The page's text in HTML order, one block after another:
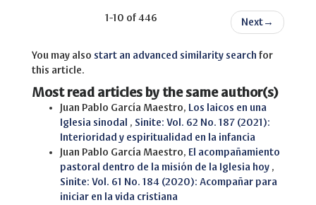
1-10 of 446 Next →
You may also start an advanced similarity search for
this article.
Most read articles by the same author(s)
Juan Pablo García Maestro, Los laicos en una
Iglesia sinodal , Sinite: Vol. 62 No. 187 (2021):
Interioridad y espiritualidad en la infancia
Juan Pablo García Maestro, El acompañamiento
pastoral dentro de la misión de la Iglesia hoy ,
Sinite: Vol. 61 No. 184 (2020): Acompañar para
iniciar en la vida cristiana